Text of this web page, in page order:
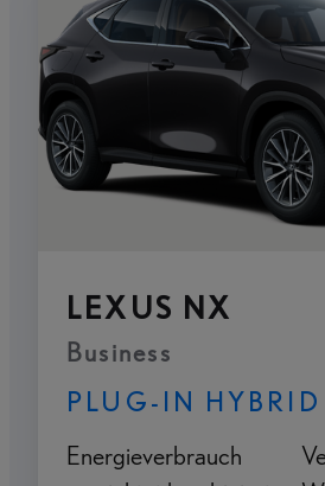
LEXUS NX
Business
PLUG-IN HYBRID
Energieverbrauch